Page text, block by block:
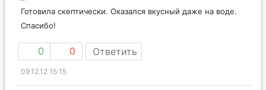
Готовила скептически. Оказался вкусный даже на воде.
Спасибо!
0 0 Ответить
09.12.12 15:15